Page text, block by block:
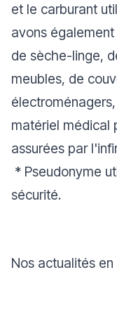
et le carburant
avons
de sèche-linge,
meubles, de
matériel médical
assurées par
* Pseudonyme
sécurité.
Nos actualités en